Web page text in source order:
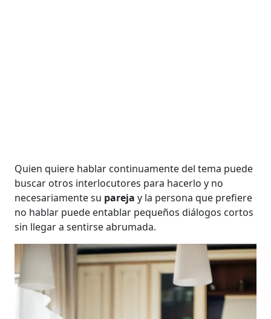
Quien quiere hablar continuamente del tema puede
buscar otros interlocutores para hacerlo y no
necesariamente su pareja y la persona que prefiere
no hablar puede entablar pequeños diálogos cortos
sin llegar a sentirse abrumada.